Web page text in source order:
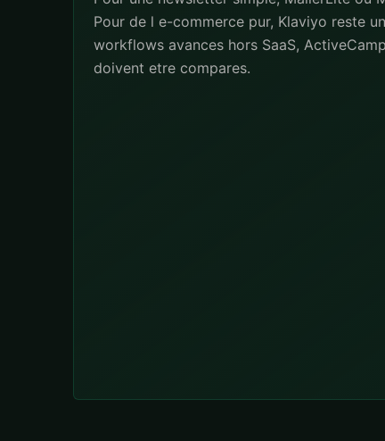
Pour de l e-commerce pur, Klaviyo reste
workflows avances hors SaaS,
doivent etre compares.